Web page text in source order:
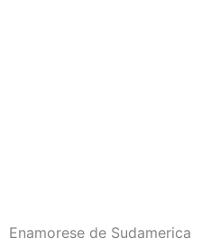
Enamorese de Sudamerica